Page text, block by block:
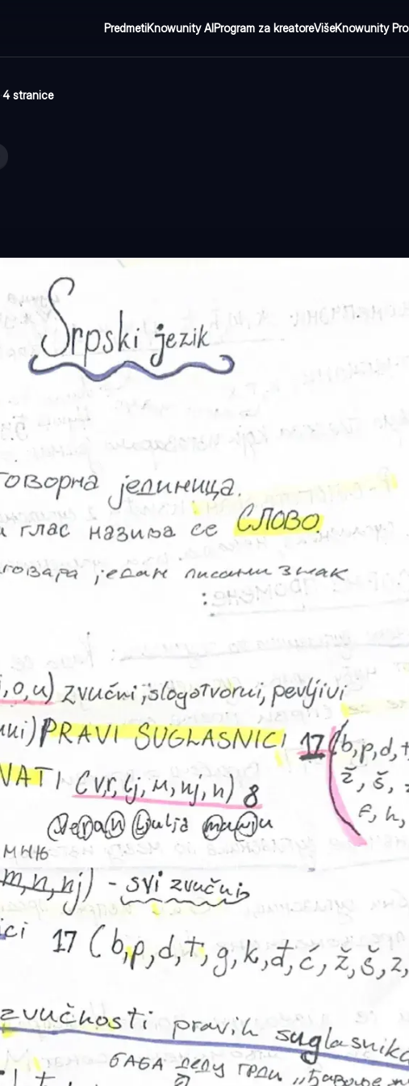
PredmetiKnowunity AIProgram za kreatoreVišeKnowunity Pro
·4 stranice